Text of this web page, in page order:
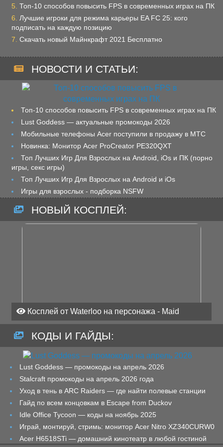
Топ-10 способов повысить FPS в современных играх на ПК
Лучшие игроки для режима карьеры EA FC 25: кого
подписать на каждую позицию
Скачать новый Майнкрафт 2021 Бесплатно
НОВОСТИ И СТАТЬИ:
Топ-10 способов повысить FPS в современных играх на ПК
Lust Goddess — актуальные промокоды 2026
Мобильные телефоны Acer поступили в продажу в МТС
Новинка: Монитор Acer ProCreator PE320QXT
Топ Лучших Игр Для Взрослых на Android, iOs и ПК (порно
игры, секс игры)
Топ Лучших Игр Для Взрослых на Android и iOs
Игры для взрослых - подборка NSFW
НОВЫЙ КОСПЛЕЙ:
Косплей от Waterloo на персонажа - Maid
КОДЫ И ГАЙДЫ:
Lust Goddess — промокоды на апрель 2026
Stalcraft промокоды на апрель 2026 года
Уход в тень в ARC Raiders — где найти полевые станции
Гайд по всем концовкам в Escape from Duckov
Idle Office Tycoon — коды на ноябрь 2025
Играй, монтируй, стримь: монитор Acer Nitro XZ340CURW0
Acer H6518STi — домашний кинотеатр в любой гостиной